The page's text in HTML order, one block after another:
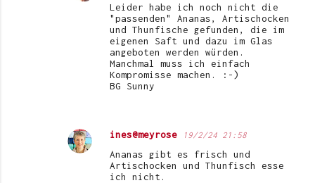
Leider habe ich noch nicht die
"passenden" Ananas, Artischocken
und Thunfische gefunden, die im
eigenen Saft und dazu im Glas
angeboten werden würden.
Manchmal muss ich einfach
Kompromisse machen. :-)
BG Sunny
ines@meyrose 19/2/24 21:58
Ananas gibt es frisch und
Artischocken und Thunfisch esse
ich nicht.